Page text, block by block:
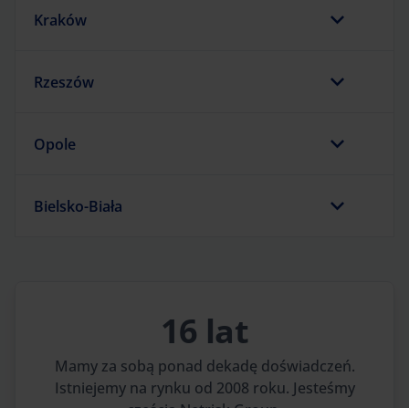
Kraków
Rzeszów
Opole
Bielsko-Biała
16 lat
Mamy za sobą ponad dekadę doświadczeń.
Istniejemy na rynku od 2008 roku. Jesteśmy